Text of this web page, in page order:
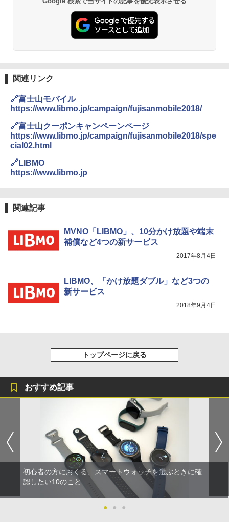
関連リンク
🔗富士山モバイル
https://www.libmo.jp/campaign/fujisanmobile2018/
🔗富士山クーポンキャンペーンページ
https://www.libmo.jp/campaign/fujisanmobile2018/spe
cial02.html
🔗LIBMO
https://www.libmo.jp
関連記事
MVNO「LIBMO」、10分かけ放題や端末
補償など4つの新サービス
2017年8月4日
LIBMO、「かけ放題ダブル」など3つの
新サービス
2018年9月4日
トップページに戻る
おすすめ記事
初心者の方におくる、スマートウォッチを選ぶときに確
認したい10のこと
● ● ●